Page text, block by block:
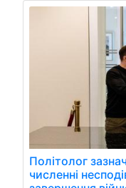
Політолог
численні